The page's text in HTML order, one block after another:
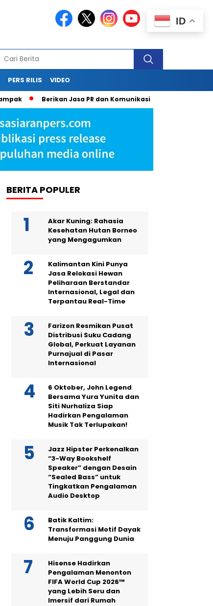
PERS RILIS VIDEO
Berikan Jasa PR dan Komunikasi Terpadu Lewat Press
BERITA POPULER
Akar Kuning: Rahasia
Kesehatan Hutan Borneo
yang Mengagumkan
Kalimantan Kini Punya
Jasa Relokasi Hewan
Peliharaan Berstandar
Internasional, Legal dan
Terpantau Real-Time
Farizon Resmikan Pusat
Distribusi Suku Cadang
Global, Perkuat Layanan
Purnajual di Pasar
Internasional
6 Oktober, John Legend
Bersama Yura Yunita dan
Siti Nurhaliza Siap
Hadirkan Pengalaman
Musik Tak Terlupakan!
Jazz Hipster Perkenalkan
“3-Way Bookshelf
Speaker” dengan Desain
“Sealed Bass” untuk
Tingkatkan Pengalaman
Audio Desktop
Batik Kaltim:
Transformasi Motif Dayak
Menuju Panggung Dunia
Hisense Hadirkan
Pengalaman Menonton
FIFA World Cup 2026™
yang Lebih Seru dan
Imersif dari Rumah
ID